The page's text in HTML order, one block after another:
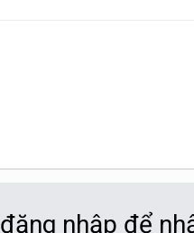
nhập để